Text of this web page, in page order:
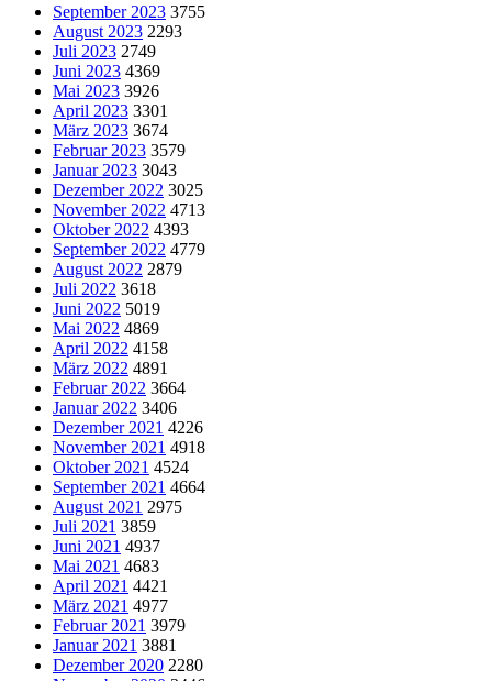
September 2023 3755
August 2023 2293
Juli 2023 2749
Juni 2023 4369
Mai 2023 3926
April 2023 3301
März 2023 3674
Februar 2023 3579
Januar 2023 3043
Dezember 2022 3025
November 2022 4713
Oktober 2022 4393
September 2022 4779
August 2022 2879
Juli 2022 3618
Juni 2022 5019
Mai 2022 4869
April 2022 4158
März 2022 4891
Februar 2022 3664
Januar 2022 3406
Dezember 2021 4226
November 2021 4918
Oktober 2021 4524
September 2021 4664
August 2021 2975
Juli 2021 3859
Juni 2021 4937
Mai 2021 4683
April 2021 4421
März 2021 4977
Februar 2021 3979
Januar 2021 3881
Dezember 2020 2280